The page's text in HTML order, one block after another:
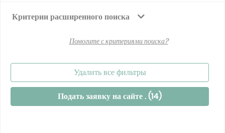
Критерии расширенного поиска
Помогите с критериями поиска?
Удалить все фильтры
Подать заявку на сайте . (14)